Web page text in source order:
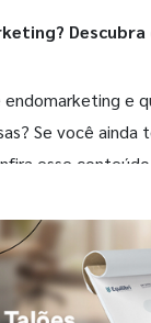
e
Se você ainda
esse